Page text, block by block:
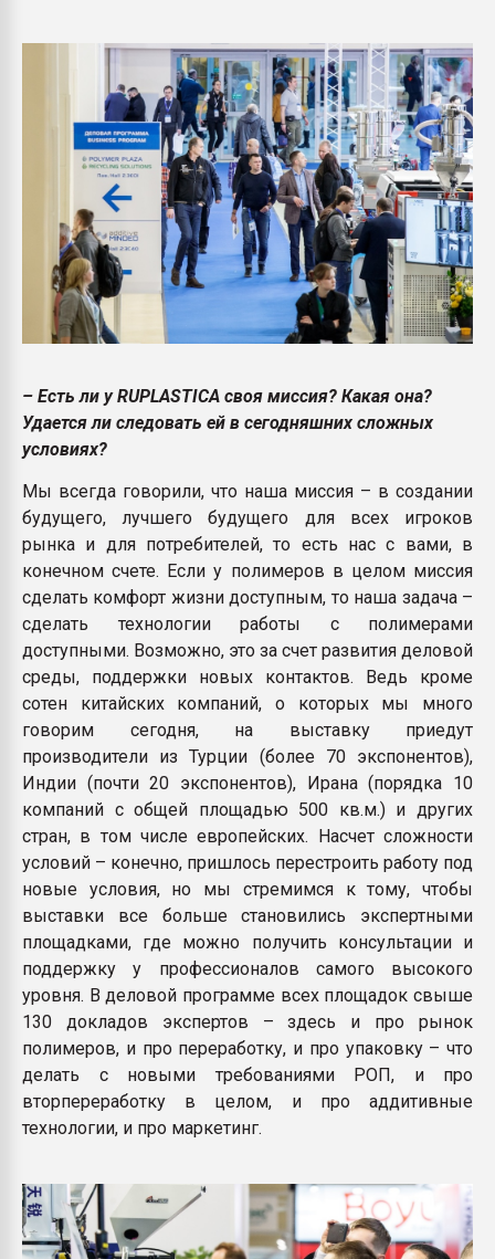
– Есть ли у RUPLASTICA своя миссия? Какая она?
Удается ли следовать ей в сегодняшних сложных
условиях?
Мы всегда говорили, что наша миссия – в создании
будущего, лучшего будущего для всех игроков
рынка и для потребителей, то есть нас с вами, в
конечном счете. Если у полимеров в целом миссия
сделать комфорт жизни доступным, то наша задача –
сделать технологии работы с полимерами
доступными. Возможно, это за счет развития деловой
среды, поддержки новых контактов. Ведь кроме
сотен китайских компаний, о которых мы много
говорим сегодня, на выставку приедут
производители из Турции (более 70 экспонентов),
Индии (почти 20 экспонентов), Ирана (порядка 10
компаний с общей площадью 500 кв.м.) и других
стран, в том числе европейских. Насчет сложности
условий – конечно, пришлось перестроить работу под
новые условия, но мы стремимся к тому, чтобы
выставки все больше становились экспертными
площадками, где можно получить консультации и
поддержку у профессионалов самого высокого
уровня. В деловой программе всех площадок свыше
130 докладов экспертов – здесь и про рынок
полимеров, и про переработку, и про упаковку – что
делать с новыми требованиями РОП, и про
вторпереработку в целом, и про аддитивные
технологии, и про маркетинг.